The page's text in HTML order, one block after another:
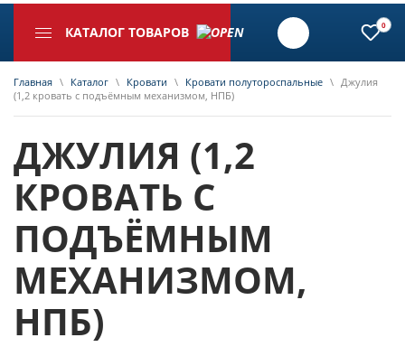
КАТАЛОГ ТОВАРОВ 0
Главная \ Каталог \ Кровати \ Кровати полутороспальные \ Джулия
(1,2 кровать с подъёмным механизмом, НПБ)
ДЖУЛИЯ (1,2
КРОВАТЬ С
ПОДЪЁМНЫМ
МЕХАНИЗМОМ,
НПБ)